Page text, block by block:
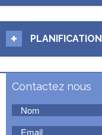
Contactez nous
PLANIFICATION